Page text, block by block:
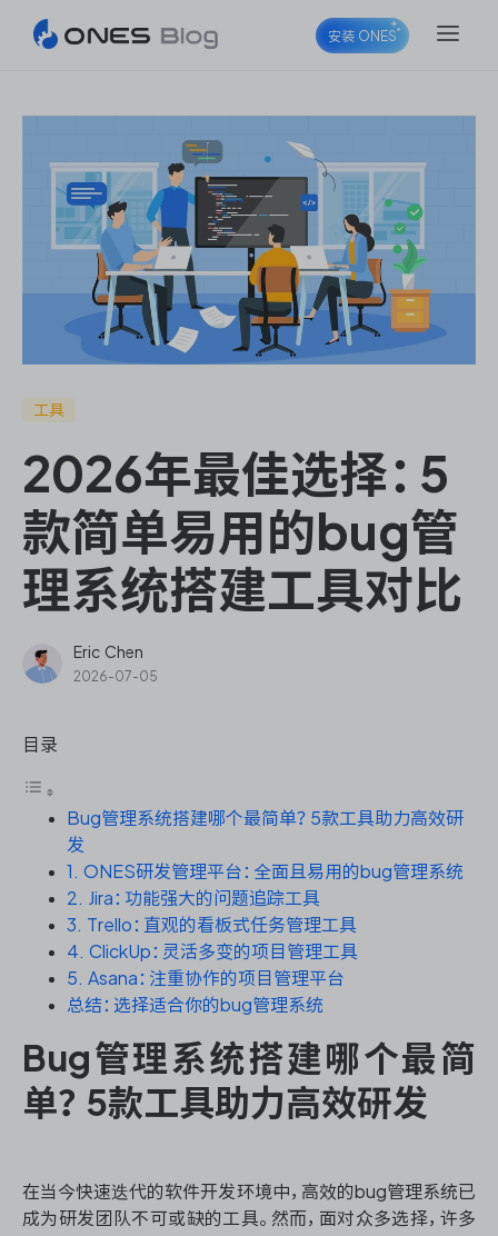
ONES Project
ONES Wiki
ONES Desk
ONES Assistant
测试管理
研发效能管理
DevOps
资源和工时管理
服务台和工单管理
IPD 研发管理
ASPICE 研发管理
安装 ONES
工具
2026年最佳选择：5
款简单易用的bug管
理系统搭建工具对比
Eric Chen
2026-07-05
目录
Bug管理系统搭建哪个最简单？5款工具助力高效研
发
1. ONES研发管理平台：全面且易用的bug管理系统
2. Jira：功能强大的问题追踪工具
3. Trello：直观的看板式任务管理工具
4. ClickUp：灵活多变的项目管理工具
5. Asana：注重协作的项目管理平台
总结：选择适合你的bug管理系统
Bug管理系统搭建哪个最简
单？5款工具助力高效研发
在当今快速迭代的软件开发环境中，高效的bug管理系统已
成为研发团队不可或缺的工具。然而，面对众多选择，许多